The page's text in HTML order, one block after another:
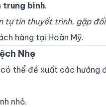
trung bình.
tự tin thuyết trình, gặp
hàng tại Hoàn Mỹ.
Nhẹ
thể đề xuất các hướng
nhỏ.